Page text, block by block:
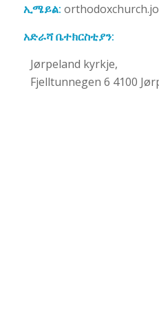
ኢሜይል:
አድራሻ ቤተክርስቲያን:
Jørpeland kyrkje,
Fjelltunnegen 6 4100